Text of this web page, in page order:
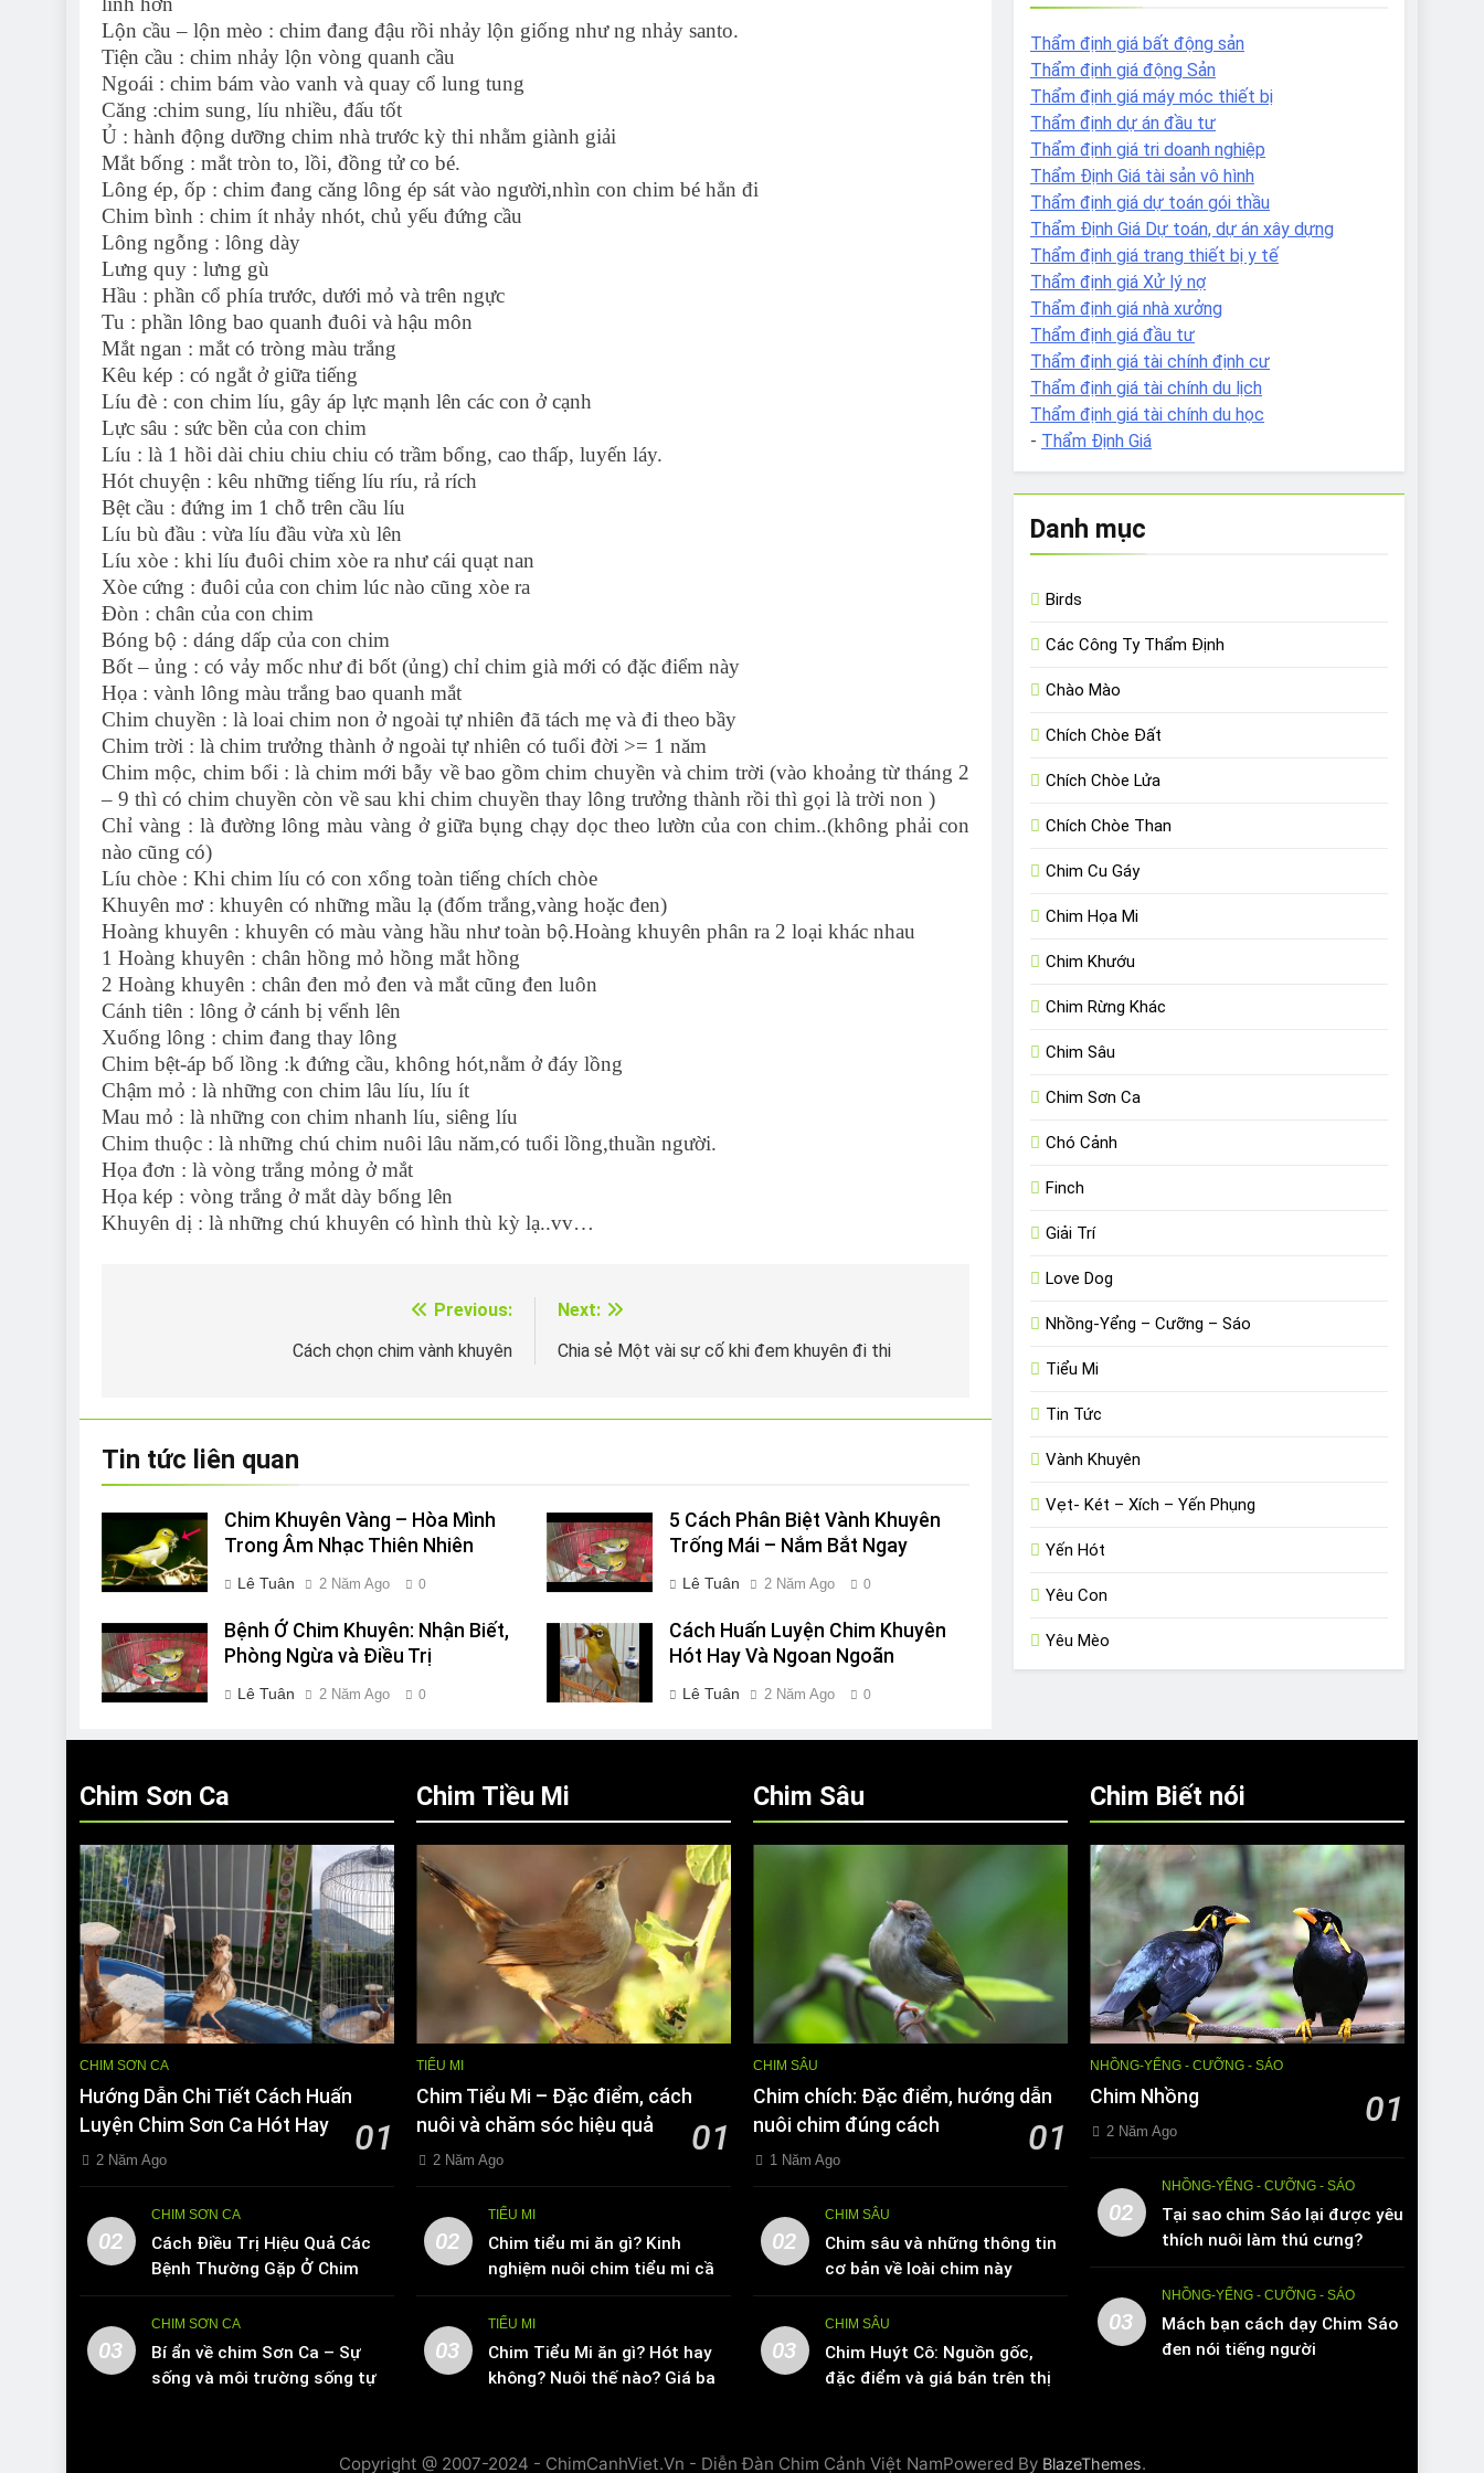
Lộn cầu – lộn mèo : chim đang đậu rồi nhảy lộn giống như ng nhảy santo.
Tiện cầu : chim nhảy lộn vòng quanh cầu
Ngoái : chim bám vào vanh và quay cổ lung tung
Căng :chim sung, líu nhiều, đấu tốt
Ủ : hành động dưỡng chim nhà trước kỳ thi nhằm giành giải
Mắt bống : mắt tròn to, lồi, đồng tử co bé.
Lông ép, ốp : chim đang căng lông ép sát vào người,nhìn con chim bé hẳn đi
Chim bình : chim ít nhảy nhót, chủ yếu đứng cầu
Lông ngỗng : lông dày
Lưng quy : lưng gù
Hầu : phần cổ phía trước, dưới mỏ và trên ngực
Tu : phần lông bao quanh đuôi và hậu môn
Mắt ngan : mắt có tròng màu trắng
Kêu kép : có ngắt ở giữa tiếng
Líu đè : con chim líu, gây áp lực mạnh lên các con ở cạnh
Lực sâu : sức bền của con chim
Líu : là 1 hồi dài chiu chiu chiu có trầm bổng, cao thấp, luyến láy.
Hót chuyện : kêu những tiếng líu ríu, rả rích
Bệt cầu : đứng im 1 chỗ trên cầu líu
Líu bù đầu : vừa líu đầu vừa xù lên
Líu xòe : khi líu đuôi chim xòe ra như cái quạt nan
Xòe cứng : đuôi của con chim lúc nào cũng xòe ra
Đòn : chân của con chim
Bóng bộ : dáng dấp của con chim
Bốt – ủng : có vảy mốc như đi bốt (ủng) chỉ chim già mới có đặc điểm này
Họa : vành lông màu trắng bao quanh mắt
Chim chuyền : là loai chim non ở ngoài tự nhiên đã tách mẹ và đi theo bầy
Chim trời : là chim trưởng thành ở ngoài tự nhiên có tuổi đời >= 1 năm
Chim mộc, chim bổi : là chim mới bẫy về bao gồm chim chuyền và chim trời (vào khoảng từ tháng 2
– 9 thì có chim chuyền còn về sau khi chim chuyền thay lông trưởng thành rồi thì gọi là trời non )
Chỉ vàng : là đường lông màu vàng ở giữa bụng chạy dọc theo lườn của con chim..(không phải con
nào cũng có)
Líu chòe : Khi chim líu có con xổng toàn tiếng chích chòe
Khuyên mơ : khuyên có những mầu lạ (đốm trắng,vàng hoặc đen)
Hoàng khuyên : khuyên có màu vàng hầu như toàn bộ.Hoàng khuyên phân ra 2 loại khác nhau
1 Hoàng khuyên : chân hồng mỏ hồng mắt hồng
2 Hoàng khuyên : chân đen mỏ đen và mắt cũng đen luôn
Cánh tiên : lông ở cánh bị vểnh lên
Xuống lông : chim đang thay lông
Chim bệt-áp bố lồng :k đứng cầu, không hót,nằm ở đáy lồng
Chậm mỏ : là những con chim lâu líu, líu ít
Mau mỏ : là những con chim nhanh líu, siêng líu
Chim thuộc : là những chú chim nuôi lâu năm,có tuổi lồng,thuần người.
Họa đơn : là vòng trắng mỏng ở mắt
Họa kép : vòng trắng ở mắt dày bống lên
Khuyên dị : là những chú khuyên có hình thù kỳ lạ..vv…
Previous:
Cách chọn chim vành khuyên
Next:
Chia sẻ Một vài sự cố khi đem khuyên đi thi
Tin tức liên quan
Chim Khuyên Vàng – Hòa Mình
Trong Âm Nhạc Thiên Nhiên
Lê Tuân 2 Năm Ago 0
5 Cách Phân Biệt Vành Khuyên
Trống Mái – Nắm Bắt Ngay
Lê Tuân 2 Năm Ago 0
Bệnh Ở Chim Khuyên: Nhận Biết,
Phòng Ngừa và Điều Trị
Lê Tuân 2 Năm Ago 0
Cách Huấn Luyện Chim Khuyên
Hót Hay Và Ngoan Ngoãn
Lê Tuân 2 Năm Ago 0
Thẩm định giá bất động sản
Thẩm định giá động Sản
Thẩm định giá máy móc thiết bị
Thẩm định dự án đầu tư
Thẩm định giá tri doanh nghiệp
Thẩm Định Giá tài sản vô hình
Thẩm định giá dự toán gói thầu
Thẩm Định Giá Dự toán, dự án xây dựng
Thẩm định giá trang thiết bị y tế
Thẩm định giá Xử lý nợ
Thẩm định giá nhà xưởng
Thẩm định giá đầu tư
Thẩm định giá tài chính định cư
Thẩm định giá tài chính du lịch
Thẩm định giá tài chính du học
- Thẩm Định Giá
Danh mục
Birds
Các Công Ty Thẩm Định
Chào Mào
Chích Chòe Đất
Chích Chòe Lửa
Chích Chòe Than
Chim Cu Gáy
Chim Họa Mi
Chim Khướu
Chim Rừng Khác
Chim Sâu
Chim Sơn Ca
Chó Cảnh
Finch
Giải Trí
Love Dog
Nhồng-Yểng – Cưỡng – Sáo
Tiểu Mi
Tin Tức
Vành Khuyên
Vẹt- Két – Xích – Yến Phụng
Yến Hót
Yêu Con
Yêu Mèo
Chim Sơn Ca
CHIM SƠN CA
Hướng Dẫn Chi Tiết Cách Huấn
Luyện Chim Sơn Ca Hót Hay
01
2 Năm Ago
02
CHIM SƠN CA
Cách Điều Trị Hiệu Quả Các
Bệnh Thường Gặp Ở Chim
Sơn Ca
03
CHIM SƠN CA
Bí ẩn về chim Sơn Ca – Sự
sống và môi trường sống tự
Chim Tiều Mi
TIỂU MI
Chim Tiểu Mi – Đặc điểm, cách
nuôi và chăm sóc hiệu quả
01
2 Năm Ago
02
TIỂU MI
Chim tiểu mi ăn gì? Kinh
nghiệm nuôi chim tiểu mi cần
biết
03
TIỂU MI
Chim Tiểu Mi ăn gì? Hót hay
không? Nuôi thế nào? Giá bao
Chim Sâu
CHIM SÂU
Chim chích: Đặc điểm, hướng dẫn
nuôi chim đúng cách
01
1 Năm Ago
02
CHIM SÂU
Chim sâu và những thông tin
cơ bản về loài chim này
03
CHIM SÂU
Chim Huýt Cô: Nguồn gốc,
đặc điểm và giá bán trên thị
Chim Biết nói
NHỒNG-YỂNG - CƯỠNG - SÁO
Chim Nhồng 01
2 Năm Ago
02
NHỒNG-YỂNG - CƯỠNG - SÁO
Tại sao chim Sáo lại được yêu
thích nuôi làm thú cưng?
03
NHỒNG-YỂNG - CƯỠNG - SÁO
Mách bạn cách dạy Chim Sáo
đen nói tiếng người
Copyright @ 2007-2024 - ChimCanhViet.Vn - Diễn Đàn Chim Cảnh Việt NamPowered By BlazeThemes.